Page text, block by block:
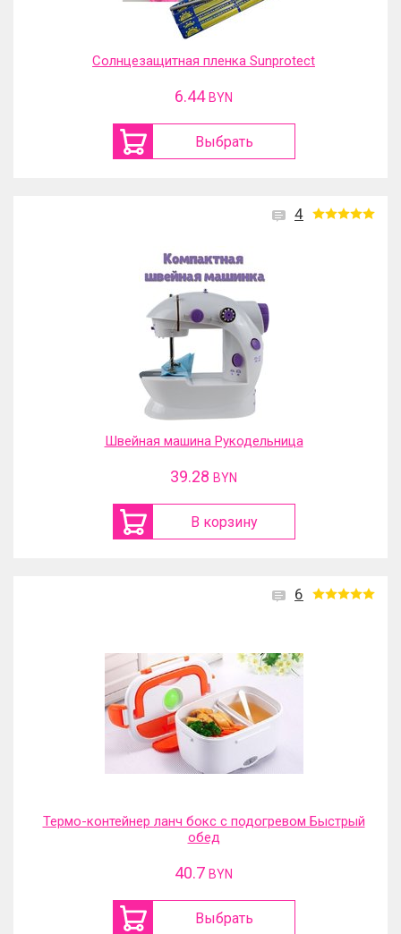
Солнцезащитная пленка Sunprotect
6.44 BYN
Выбрать
4
Швейная машина Рукодельница
39.28 BYN
В корзину
6
Термо-контейнер ланч бокс с подогревом Быстрый
обед
40.7 BYN
Выбрать